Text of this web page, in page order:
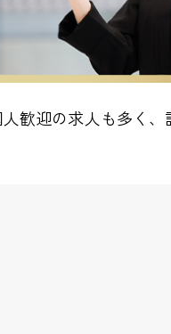
歓迎の求人も多く、